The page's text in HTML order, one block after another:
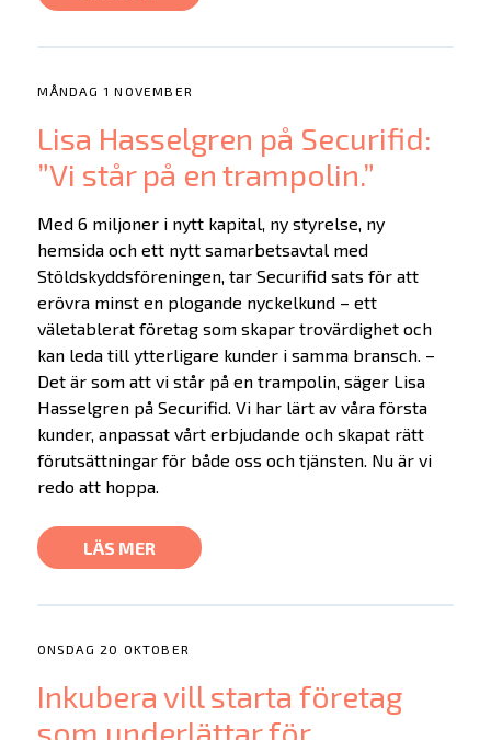
MÅNDAG 1 NOVEMBER
Lisa Hasselgren på Securifid:
”Vi står på en trampolin.”
Med 6 miljoner i nytt kapital, ny styrelse, ny
hemsida och ett nytt samarbetsavtal med
Stöldskyddsföreningen, tar Securifid sats för att
erövra minst en plogande nyckelkund – ett
väletablerat företag som skapar trovärdighet och
kan leda till ytterligare kunder i samma bransch. –
Det är som att vi står på en trampolin, säger Lisa
Hasselgren på Securifid. Vi har lärt av våra första
kunder, anpassat vårt erbjudande och skapat rätt
förutsättningar för både oss och tjänsten. Nu är vi
redo att hoppa.
LÄS MER
ONSDAG 20 OKTOBER
Inkubera vill starta företag